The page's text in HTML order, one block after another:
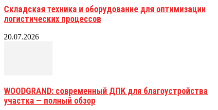
Складская техника и оборудование для оптимизации
логистических процессов
20.07.2026
WOODGRAND: современный ДПК для благоустройства
участка — полный обзор